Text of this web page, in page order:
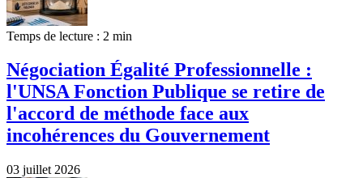
Temps de lecture : 2 min
Négociation Égalité Professionnelle :
l'UNSA Fonction Publique se retire de
l'accord de méthode face aux
incohérences du Gouvernement
03 juillet 2026